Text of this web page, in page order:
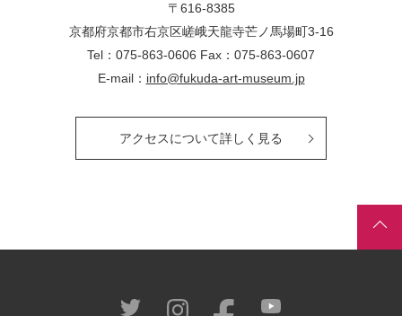
〒616-8385
京都府京都市右京区嵯峨天龍寺芒ノ馬場町3-16
Tel：075-863-0606 Fax：075-863-0607
E-mail： info@fukuda-art-museum.jp
アクセスについて詳しく見る